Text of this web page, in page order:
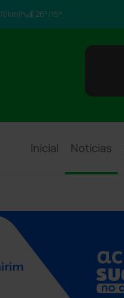
10km/h 26°/15°
Inicial Notícias